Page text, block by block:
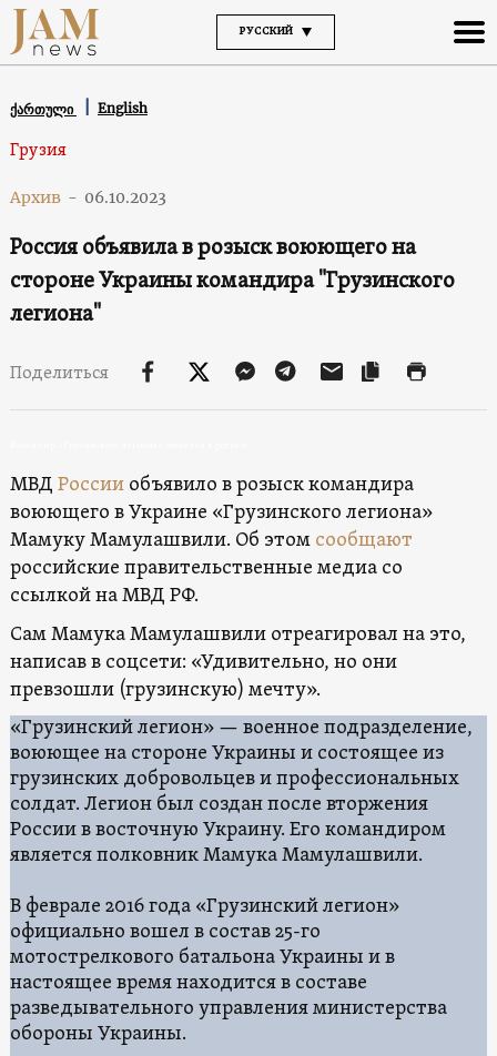
РУССКИЙ
ქართული English
Грузия
Архив - 06.10.2023
Россия объявила в розыск воюющего на
стороне Украины командира "Грузинского
легиона"
Поделиться
МВД Россииобъявило в розыск командира
воюющего в Украине «Грузинского легиона»
Мамуку Мамулашвили. Об этом сообщают
российские правительственные медиа со
ссылкой на МВД РФ.
Сам Мамука Мамулашвили отреагировал на это,
написав в соцсети: «Удивительно, но они
превзошли (грузинскую) мечту».
«Грузинский легион» — военное подразделение,
воюющее на стороне Украины и состоящее из
грузинских добровольцев и профессиональных
солдат. Легион был создан после вторжения
России в восточную Украину. Его командиром
является полковник Мамука Мамулашвили.
В феврале 2016 года «Грузинский легион»
официально вошел в состав 25-го
мотострелкового батальона Украины и в
настоящее время находится в составе
разведывательного управления министерства
обороны Украины.